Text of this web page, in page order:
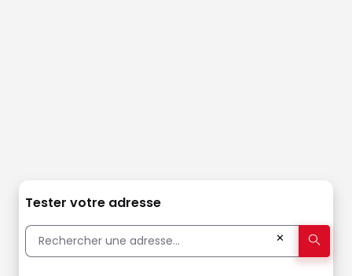
Tester votre adresse
✕